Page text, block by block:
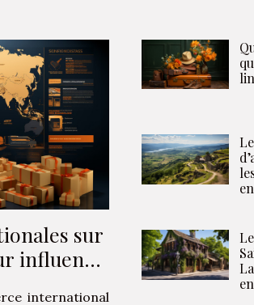
sur
influence
international